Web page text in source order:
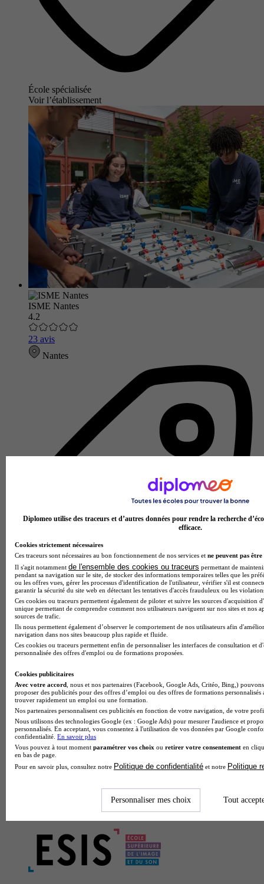
École spécialisée
Voir l’établissement
ISME Nantes
4.2
23 avis
Nantes
École de gestion et de commerce
Voir l’établissement
Diplomeo utilise des traceurs et d’autres données pour rendre la recherche
efficace.
Cookies strictement nécessaires
Ces traceurs sont nécessaires au bon fonctionnement de nos services et ne peuvent pas être
Il s'agit notamment de l'ensemble des cookies ou traceurs permettant de
pendant sa navigation sur le site, de stocker des informations temporaires telles que les
ou les offres vues, gérer les processus d'identification de l'utilisateur, vérifier s'il est
garantir la sécurité du site web en détectant les tentatives d'accès frauduleux ou les
Ces cookies ou traceurs permettent également de piloter et suivre les sources d'acquisition
unique permettant de comprendre comment nos utilisateurs naviguent sur nos sites et nos
sources de trafic.
Ils nous permettent également d’observer le comportement de nos utilisateurs afin
navigation dans nos sites beaucoup plus rapide et fluide.
Ces cookies ou traceurs permettent enfin de personnaliser les interfaces de consultation et
personnalisée des offres d'emploi ou de formations proposées.
Cookies publicitaires
Avec votre accord , nous et nos partenaires (Facebook, Google Ads, Critéo, Bing,)
proposer des publicités pour des offres d’emploi ou des offres de formations
trouver rapidement un emploi ou une formation.
Nos partenaires personnalisent ces publicités en fonction de votre navigation, de votre
Nous utilisons des technologies Google (ex : Google Ads) pour mesurer l'audience et
personnalisés. En acceptant, vous consentez à l'utilisation de vos données par Google
confidentialité. En savoir plus
Vous pouvez à tout moment paramétrer vos choix ou retirer votre consentement en
en bas de page.
Pour en savoir plus, consultez notre Politique de confidentialité et notre Politique
Personnaliser mes choix Tout